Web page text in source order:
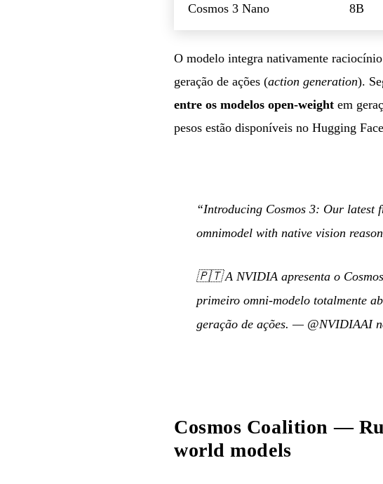
Cosmos 3 Nano 8B
O modelo integra nativamente
geração de ações (action generation).
entre os modelos open-weight em
pesos estão disponíveis no Hugging
“Introducing Cosmos 3: Our latest
omnimodel with native vision
🇵🇹A NVIDIA apresenta o
primeiro omni-modelo totalmente
geração de ações. — @NVIDIAAI
Cosmos Coalition —
world models